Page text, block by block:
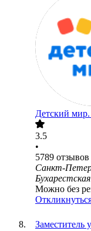
Детский
3.5
•
5789 отзывов
Санкт-
Бухарестская
Можно без